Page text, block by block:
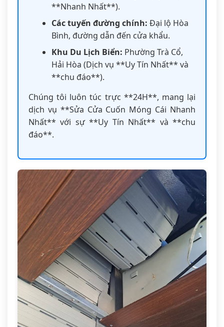
**Nhanh Nhất**).
Các tuyến đường chính: Đại lộ Hòa
Bình, đường dẫn đến cửa khẩu.
Khu Du Lịch Biển: Phường Trà Cổ,
Hải Hòa (Dịch vụ **Uy Tín Nhất** và
**chu đáo**).
Chúng tôi luôn túc trực **24H**, mang lại
dịch vụ **Sửa Cửa Cuốn Móng Cái Nhanh
Nhất** với sự **Uy Tín Nhất** và **chu
đáo**.